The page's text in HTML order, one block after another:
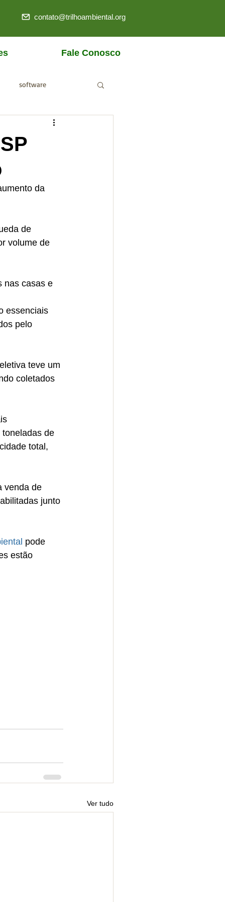
contato@trilhoambiental.org
Fale Conosco
software
da
de
volume de
nas casas e
essenciais
pelo
teve um
coletados
de
total,
venda de
junto
pode
estão
Ver tudo